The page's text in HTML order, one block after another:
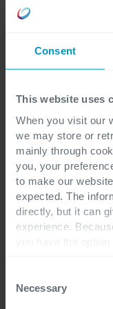
Consent
This website uses
When you visit our
we may store or
mainly through
you, your
to make our
expected. The
directly, but it can
experience.
you disable certain
certain website or
Selection
Necessary
Mail aziendale
Azienda*
Ruolo aziendale